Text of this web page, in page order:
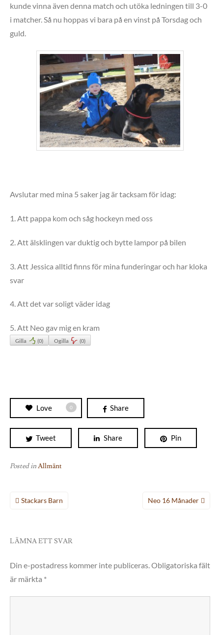
kunde vinna även denna match och utöka ledningen till 3-0
i matcher. Så nu hoppas vi bara på en vinst på Torsdag och
guld.
Avslutar med mina 5 saker jag är tacksam för idag:
1. Att pappa kom och såg hockeyn med oss
2. Att älsklingen var duktig och bytte lampor på bilen
3. Att Jessica alltid finns för mina funderingar och har kloka
svar
4. Att det var soligt väder idag
5. Att Neo gav mig en kram
Gilla (0) Ogilla (0)
Love 0 Share
Tweet Share Pin
Posted inAllmänt
Inläggsnavigering
Stackars Barn Neo 16 Månader
LÄMNA ETT SVAR
Din e-postadress kommer inte publiceras.Obligatoriska fält
är märkta *